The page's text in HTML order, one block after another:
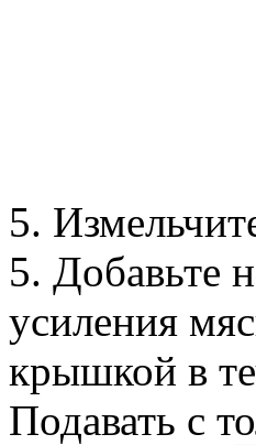
5.
5. Добавьте
усиления
крышкой в
Подавать с